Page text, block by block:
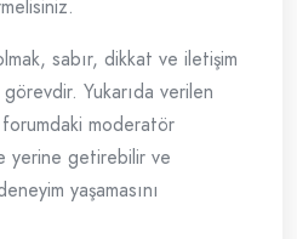
sabır, dikkat ve iletişim
Yukarıda verilen
moderatör
yerine getirebilir ve
yaşamasını